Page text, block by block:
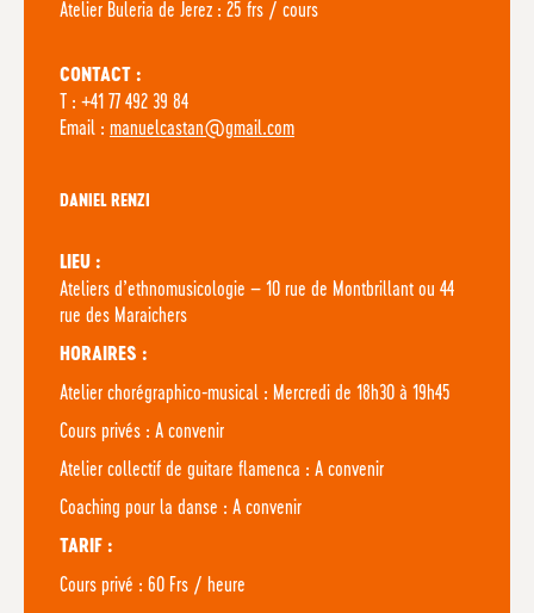
Atelier Buleria de Jerez : 25 frs / cours
CONTACT :
T : +41 77 492 39 84
Email : manuelcastan@gmail.com
DANIEL RENZI
LIEU :
Ateliers d’ethnomusicologie – 10 rue de Montbrillant ou 44
rue des Maraichers
HORAIRES :
Atelier chorégraphico-musical : Mercredi de 18h30 à 19h45
Cours privés : A convenir
Atelier collectif de guitare flamenca : A convenir
Coaching pour la danse : A convenir
TARIF :
Cours privé : 60 Frs / heure